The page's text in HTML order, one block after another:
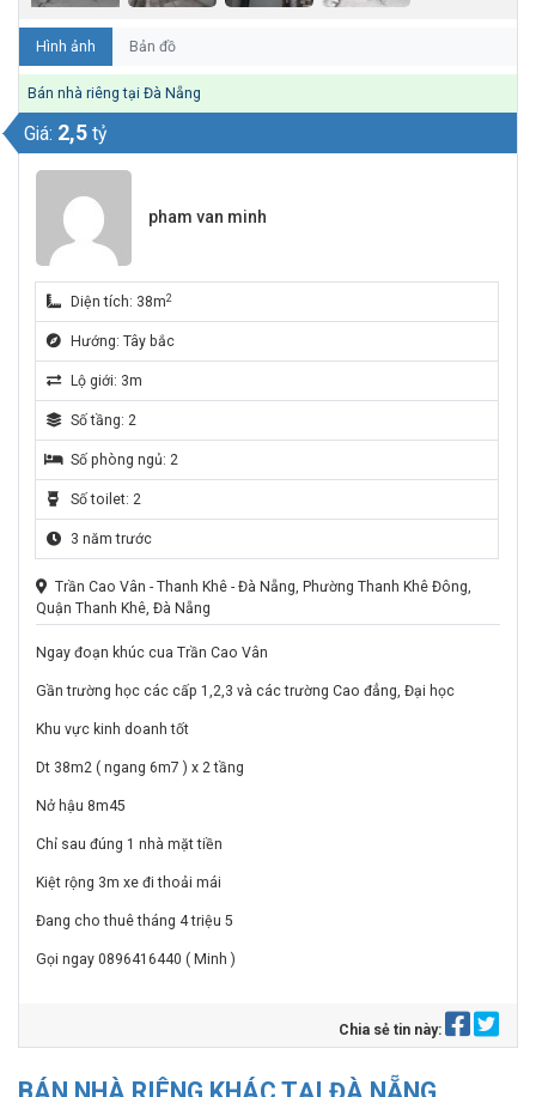
Hình ảnh Bản đồ
Bán nhà riêng tại Đà Nẵng
Giá: 2,5 tỷ
pham van minh
Diện tích: 38m2
Hướng: Tây bắc
Lộ giới: 3m
Số tầng: 2
Số phòng ngủ: 2
Số toilet: 2
3 năm trước
Trần Cao Vân - Thanh Khê - Đà Nẵng, Phường Thanh Khê Đông,
Quận Thanh Khê, Đà Nẵng
Ngay đoạn khúc cua Trần Cao Vân
Gần trường học các cấp 1,2,3 và các trường Cao đẳng, Đại học
Khu vực kinh doanh tốt
Dt 38m2 ( ngang 6m7 ) x 2 tầng
Nở hậu 8m45
Chỉ sau đúng 1 nhà mặt tiền
Kiệt rộng 3m xe đi thoải mái
Đang cho thuê tháng 4 triệu 5
Gọi ngay 0896416440 ( Minh )
Chia sẻ tin này: